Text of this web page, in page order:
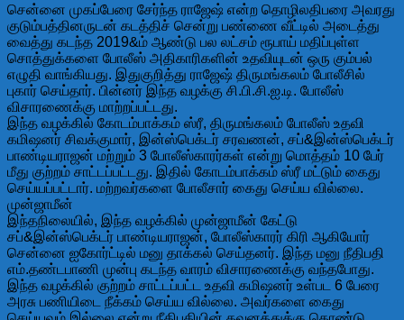
சென்னை முகப்பேரை சேர்ந்த ராஜேஷ் என்ற தொழிலதிபரை அவரது
குடும்பத்தினருடன் கடத்திச் சென்று பண்ணை வீட்டில் அடைத்து
வைத்து கடந்த 2019&ம் ஆண்டு பல லட்சம் ரூபாய் மதிப்புள்ள
சொத்துக்களை போலீஸ் அதிகாரிகளின் உதவியுடன் ஒரு கும்பல்
எழுதி வாங்கியது. இதுகுறித்து ராஜேஷ் திருமங்கலம் போலீசில்
புகார் செய்தார். பின்னர் இந்த வழக்கு சி.பி.சி.ஐ.டி. போலீஸ்
விசாரணைக்கு மாற்றப்பட்டது.
இந்த வழக்கில் கோடம்பாக்கம் ஸ்ரீ, திருமங்கலம் போலீஸ் உதவி
கமிஷனர் சிவக்குமார், இன்ஸ்பெக்டர் சரவணன், சப்&இன்ஸ்பெக்டர்
பாண்டியராஜன் மற்றும் 3 போலீஸ்காரர்கள் என்று மொத்தம் 10 பேர்
மீது குற்றம் சாட்டப்பட்டது. இதில் கோடம்பாக்கம் ஸ்ரீ மட்டும் கைது
செய்யப்பட்டார். மற்றவர்களை போலீசார் கைது செய்ய வில்லை.
முன்ஜாமீன்
இந்தநிலையில், இந்த வழக்கில் முன்ஜாமீன் கேட்டு
சப்&இன்ஸ்பெக்டர் பாண்டியராஜன், போலீஸ்காரர் கிரி ஆகியோர்
சென்னை ஐகோர்ட்டில் மனு தாக்கல் செய்தனர். இந்த மனு நீதிபதி
எம்.தண்டபாணி முன்பு கடந்த வாரம் விசாரணைக்கு வந்தபோது.
இந்த வழக்கில் குற்றம் சாட்டப்பட்ட உதவி கமிஷனர் உள்பட 6 பேரை
அரசு பணியிடை நீக்கம் செய்ய வில்லை. அவர்களை கைது